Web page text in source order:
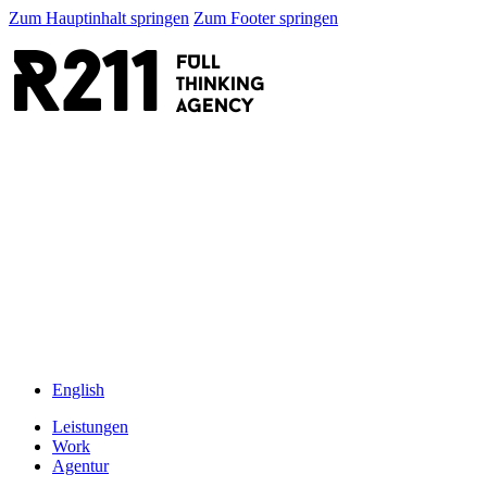
Zum Hauptinhalt springen Zum Footer springen
R211
FULL
thinking
AGENCY
English
Leistungen
Work
Agentur